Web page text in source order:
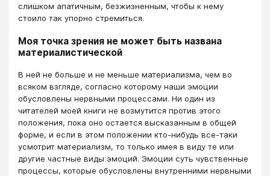
слишком апатичным, безжизненным, чтобы к нему
стоило так упорно стремиться.
Моя точка зрения не может быть названа
материалистической
В ней не больше и не меньше материализма, чем во
всяком взгляде, согласно которому наши эмоции
обусловлены нервными процессами. Ни один из
читателей моей книги не возмутится против этого
положения, пока оно остается высказанным в общей
форме, и если в этом положении кто-нибудь все-таки
усмотрит материализм, то только имея в виду те или
другие частные виды эмоций. Эмоции суть чувственные
процессы, которые обусловлены внутренними нервными